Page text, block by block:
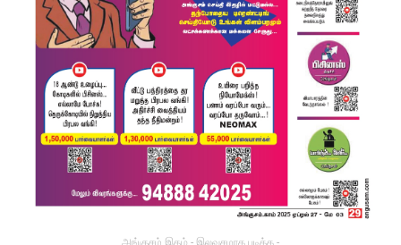
அங்குசம் இதழ் - இலவசமாக படிக்க -